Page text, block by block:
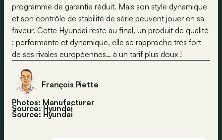
programme de garantie réduit. Mais son style dynamique
et son contrôle de stabilité de série peuvent jouer en sa
faveur. Cette Hyundai reste au final, un produit de qualité
: performante et dynamique, elle se rapproche très fort
de ses rivales européennes… à un tarif plus doux !
François Piette
Photos: Manufacturer
Source: Hyundai
Source: Hyundai